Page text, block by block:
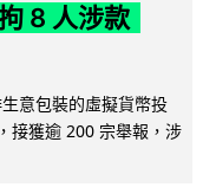
8 人涉款
意包裝的虛擬貨幣投
接獲逾 200 宗舉報，涉